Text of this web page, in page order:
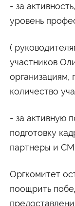
- за
уровень
(
участников
количество
- за активную
подготовку
партнеры и
Оргкомитет
поощрить